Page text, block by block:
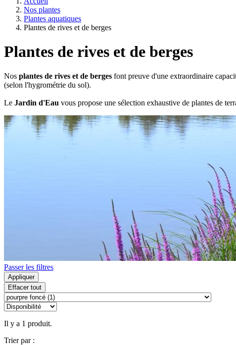
Nos plantes
Plantes aquatiques
Plantes de rives et de berges
Plantes de rives et de berges
Nos plantes de rives et de berges font preuve d'une extraordinaire
(selon l'hygrométrie du sol).
Le Jardin d'Eau vous propose une sélection exhaustive de plantes de
Passer les filtres
Appliquer
Effacer tout
Il y a 1 produit.
Trier par :